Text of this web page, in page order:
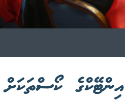
ކޯސްތަކަށް